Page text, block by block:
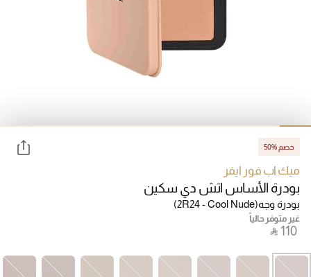
50% خصم
ميك اب فور ايفر
بودرة الأساس اتش دي سكين
بودرة وجه(2R24 - Cool Nude)
غير متوفر حالياً
‎ ⃁ ⁦110⁩ ‎